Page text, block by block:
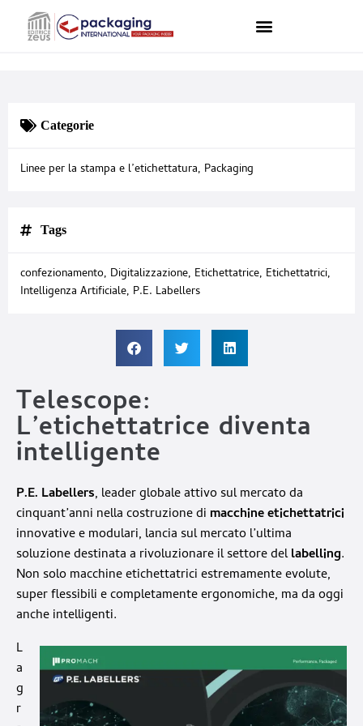
Telescope:
L’etichettatrice diventa
intelligente
P.E. Labellers, leader globale attivo sul mercato da
cinquant’anni nella costruzione di macchine etichettatrici
innovative e modulari, lancia sul mercato l’ultima
soluzione destinata a rivoluzionare il settore dellabelling.
Non solo macchine etichettatrici estremamente evolute,
super flessibili e completamente ergonomiche, ma da oggi
anche intelligenti.
L
a
g
r
Categorie
Linee per la stampa e l’etichettatura, Packaging
Tags
confezionamento, Digitalizzazione, Etichettatrice, Etichettatrici,
Intelligenza Artificiale, P.E. Labellers